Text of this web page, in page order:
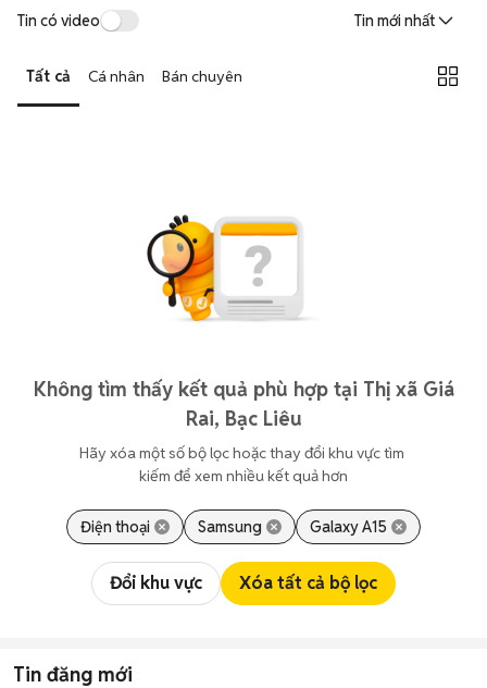
đánh giá chính xác hiệu năng thực tế của máy so với mô tả trên
Mua bán linh hoạt: Hai bên có thể chủ động thỏa thuận giá cả và
địa điểm giao nhận, chốt giao dịch nhanh chóng khi đạt được
Tin có video Tin mới nhất
Tất cả Cá nhân Bán chuyên
Không tìm thấy kết quả phù hợp tại Thị xã Giá
Rai, Bạc Liêu
Hãy xóa một số bộ lọc hoặc thay đổi khu vực tìm
kiếm để xem nhiều kết quả hơn
Điện thoại Samsung Galaxy A15
Đổi khu vực Xóa tất cả bộ lọc
Tin đăng mới